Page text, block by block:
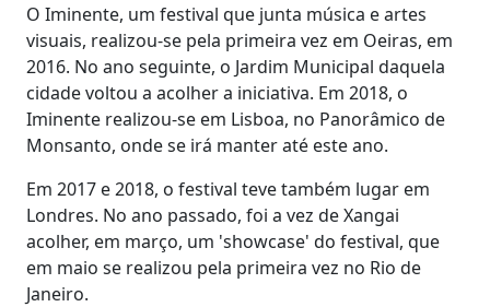
O Iminente, um festival que junta música e artes
visuais, realizou-se pela primeira vez em Oeiras, em
2016. No ano seguinte, o Jardim Municipal daquela
cidade voltou a acolher a iniciativa. Em 2018, o
Iminente realizou-se em Lisboa, no Panorâmico de
Monsanto, onde se irá manter até este ano.
Em 2017 e 2018, o festival teve também lugar em
Londres. No ano passado, foi a vez de Xangai
acolher, em março, um 'showcase' do festival, que
em maio se realizou pela primeira vez no Rio de
Janeiro.